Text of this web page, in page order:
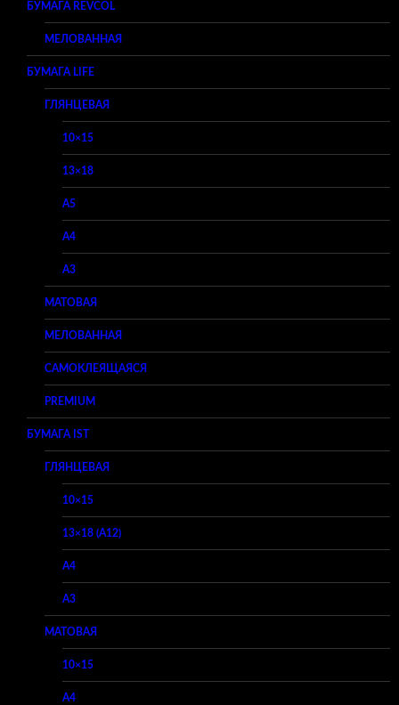
БУМАГА REVCOL
МЕЛОВАННАЯ
БУМАГА LIFE
ГЛЯНЦЕВАЯ
10×15
13×18
A5
A4
A3
МАТОВАЯ
МЕЛОВАННАЯ
САМОКЛЕЯЩАЯСЯ
PREMIUM
БУМАГА IST
ГЛЯНЦЕВАЯ
10×15
13×18 (A12)
A4
A3
МАТОВАЯ
10×15
A4